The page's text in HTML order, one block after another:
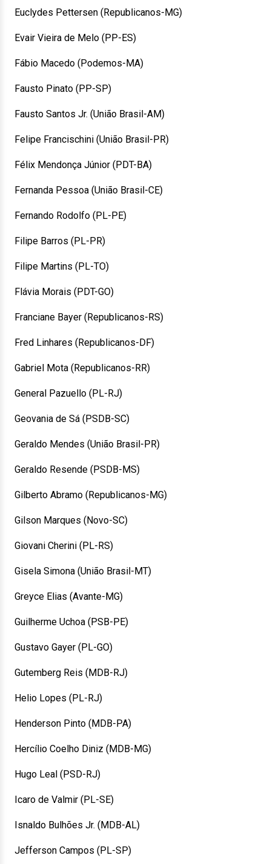
Euclydes Pettersen (Republicanos-MG)
Evair Vieira de Melo (PP-ES)
Fábio Macedo (Podemos-MA)
Fausto Pinato (PP-SP)
Fausto Santos Jr. (União Brasil-AM)
Felipe Francischini (União Brasil-PR)
Félix Mendonça Júnior (PDT-BA)
Fernanda Pessoa (União Brasil-CE)
Fernando Rodolfo (PL-PE)
Filipe Barros (PL-PR)
Filipe Martins (PL-TO)
Flávia Morais (PDT-GO)
Franciane Bayer (Republicanos-RS)
Fred Linhares (Republicanos-DF)
Gabriel Mota (Republicanos-RR)
General Pazuello (PL-RJ)
Geovania de Sá (PSDB-SC)
Geraldo Mendes (União Brasil-PR)
Geraldo Resende (PSDB-MS)
Gilberto Abramo (Republicanos-MG)
Gilson Marques (Novo-SC)
Giovani Cherini (PL-RS)
Gisela Simona (União Brasil-MT)
Greyce Elias (Avante-MG)
Guilherme Uchoa (PSB-PE)
Gustavo Gayer (PL-GO)
Gutemberg Reis (MDB-RJ)
Helio Lopes (PL-RJ)
Henderson Pinto (MDB-PA)
Hercílio Coelho Diniz (MDB-MG)
Hugo Leal (PSD-RJ)
Icaro de Valmir (PL-SE)
Isnaldo Bulhões Jr. (MDB-AL)
Jefferson Campos (PL-SP)